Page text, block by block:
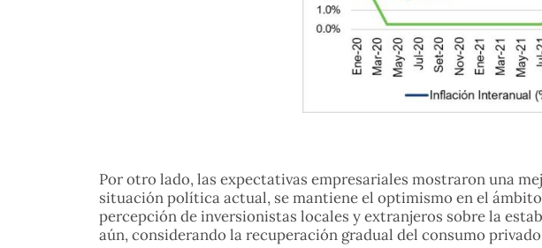
Por otro lado, las expectativas empresariales mostraron una
situación política actual, se mantiene el optimismo en el
percepción de inversionistas locales y extranjeros sobre la
aún, considerando la recuperación gradual del consumo